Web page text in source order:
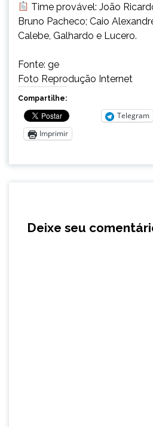
Time provável: João
Bruno Pacheco; Caio
Calebe, Galhardo e Lucero.
Fonte: ge
Foto Reprodução Internet
Compartilhe:
Telegram
Imprimir
Deixe seu